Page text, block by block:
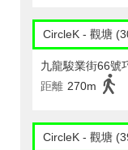
CircleK - 觀塘
九龍駿業街66號
距離 270m
CircleK - 觀塘